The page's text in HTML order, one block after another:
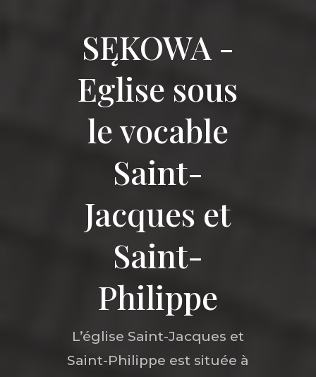
SĘKOWA -
Eglise sous
le vocable
Saint-
Jacques et
Saint-
Philippe
L’église Saint-Jacques et
Saint-Philippe est située à